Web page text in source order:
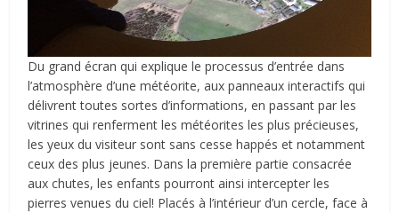
Du grand écran qui explique le processus d’entrée dans
l’atmosphère d’une météorite, aux panneaux interactifs qui
délivrent toutes sortes d’informations, en passant par les
vitrines qui renferment les météorites les plus précieuses,
les yeux du visiteur sont sans cesse happés et notamment
ceux des plus jeunes. Dans la première partie consacrée
aux chutes, les enfants pourront ainsi intercepter les
pierres venues du ciel! Placés à l’intérieur d’un cercle, face à